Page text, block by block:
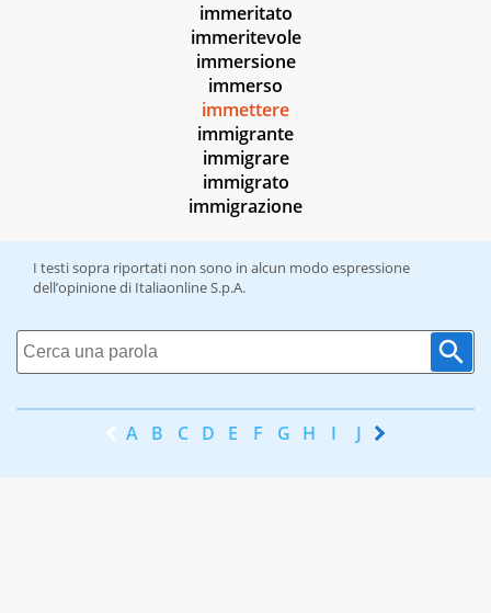
immeritato
immeritevole
immersione
immerso
immettere
immigrante
immigrare
immigrato
immigrazione
I testi sopra riportati non sono in alcun modo espressione
dell’opinione di Italiaonline S.p.A.
A B C D E F G H I J K